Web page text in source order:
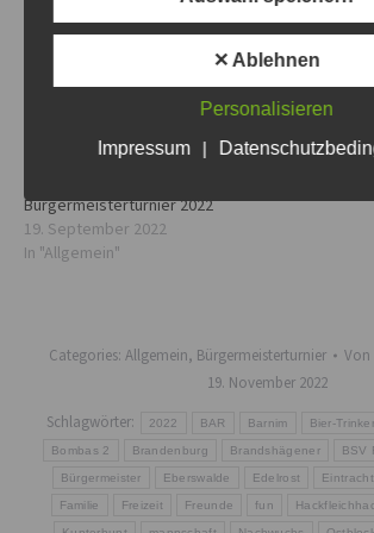
24. Oktober 2022
31. August 2019
Bürgermeisterturnier 2022
19. September 2022
In "Allgemein"
Categories: Allgemein, Bürgermeisterturnier Von
19. November 2022
Schlagwörter:
2022 BAR Barnim Bier-
Bombas 2 Brandenburg Brandshägener BSV
Bürgermeister Eberswalde Edelrost
Familie Freizeit Freunde fun
✕ Ablehnen
Personalisieren
Impressum
|